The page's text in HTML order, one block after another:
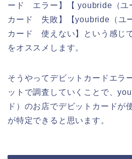
ード エラー】【 youbride（ユ
カード 失敗】【youbride（ユ
カード 使えない】という感じ
をオススメします。
そうやってデビットカードエラ
ットで調査していくことで、
ド）のお店でデビットカードが
が特定できると思います。